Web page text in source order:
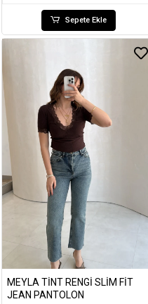
Sepete Ekle
MEYLA TINT RENGI SLIM FIT
JEAN PANTOLON